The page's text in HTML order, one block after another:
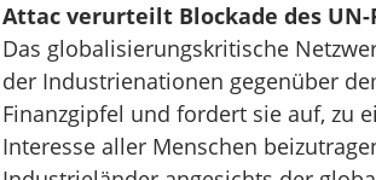
Attac verurteilt Blockade des
Das globalisierungskritische
der Industrienationen gegenüber
Finanzgipfel und fordert sie auf, zu
Interesse aller Menschen